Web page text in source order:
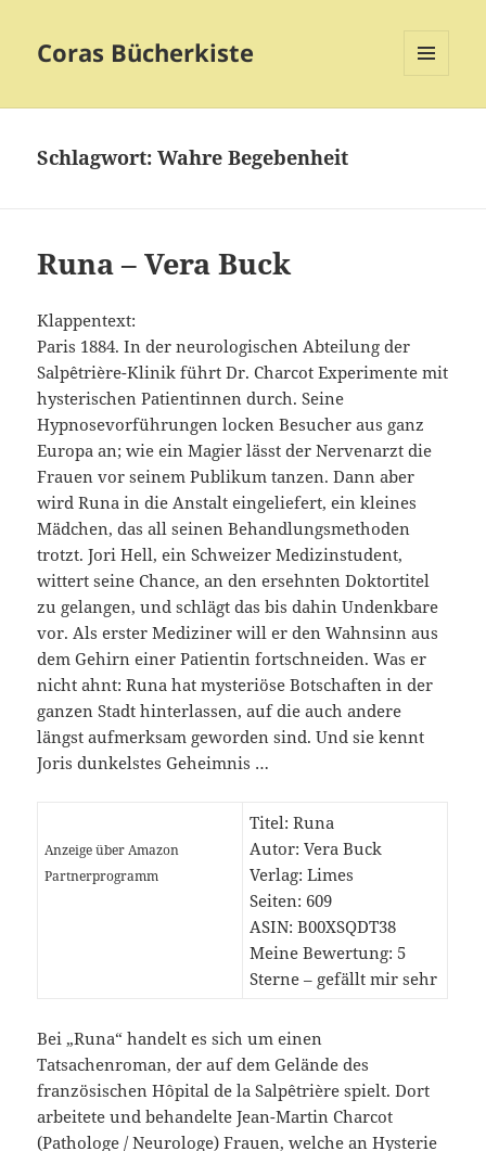
Coras Bücherkiste
Schlagwort:Wahre Begebenheit
Runa – Vera Buck
Klappentext:
Paris 1884. In der neurologischen Abteilung der
Salpêtrière-Klinik führt Dr. Charcot Experimente mit
hysterischen Patientinnen durch. Seine
Hypnosevorführungen locken Besucher aus ganz
Europa an; wie ein Magier lässt der Nervenarzt die
Frauen vor seinem Publikum tanzen. Dann aber
wird Runa in die Anstalt eingeliefert, ein kleines
Mädchen, das all seinen Behandlungsmethoden
trotzt. Jori Hell, ein Schweizer Medizinstudent,
wittert seine Chance, an den ersehnten Doktortitel
zu gelangen, und schlägt das bis dahin Undenkbare
vor. Als erster Mediziner will er den Wahnsinn aus
dem Gehirn einer Patientin fortschneiden. Was er
nicht ahnt: Runa hat mysteriöse Botschaften in der
ganzen Stadt hinterlassen, auf die auch andere
längst aufmerksam geworden sind. Und sie kennt
Joris dunkelstes Geheimnis …
Anzeige über Amazon
Partnerprogramm
Titel: Runa
Autor: Vera Buck
Verlag: Limes
Seiten: 609
ASIN: B00XSQDT38
Meine Bewertung: 5
Sterne – gefällt mir sehr
Bei „Runa“ handelt es sich um einen
Tatsachenroman, der auf dem Gelände des
französischen Hôpital de la Salpêtrière spielt. Dort
arbeitete und behandelte Jean-Martin Charcot
(Pathologe / Neurologe) Frauen, welche an Hysterie